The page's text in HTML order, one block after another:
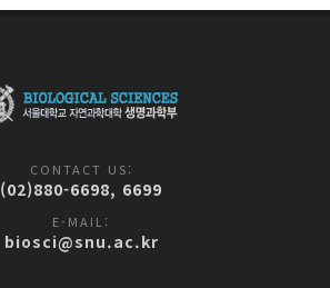
CONTACT US:
(02)880-6698, 6699
E-MAIL:
biosci@snu.ac.kr